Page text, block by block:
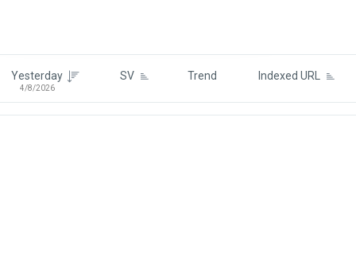
Yesterday
4/8/2026
SV Trend Indexed URL